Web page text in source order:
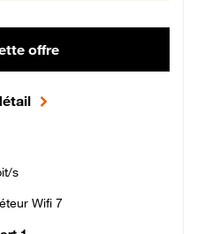
offre
s
Wifi 7